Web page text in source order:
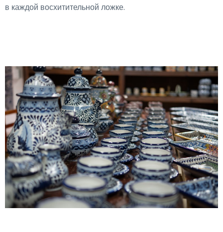
в каждой восхитительной ложке.